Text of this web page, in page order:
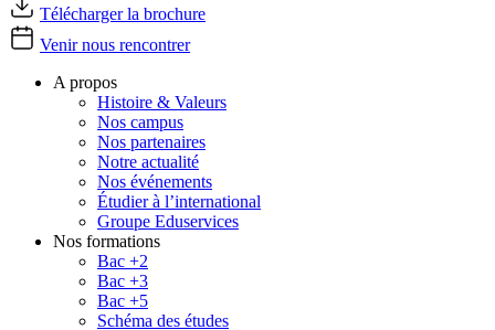
Télécharger la brochure
Venir nous rencontrer
A propos
Histoire & Valeurs
Nos campus
Nos partenaires
Notre actualité
Nos événements
Étudier à l’international
Groupe Eduservices
Nos formations
Bac +2
Bac +3
Bac +5
Schéma des études